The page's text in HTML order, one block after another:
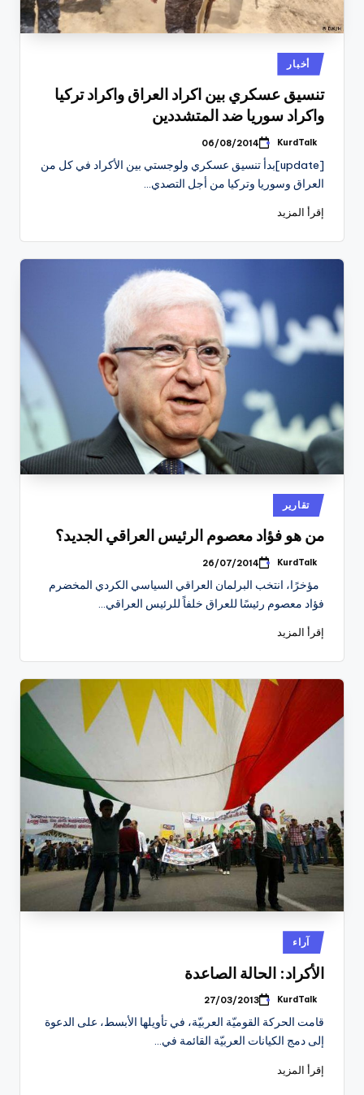
نُشر
في
أخبار
تنسيق عسكري بين اكراد العراق واكراد تركيا
واكراد سوريا ضد المتشددين
تمّ
بواسطة
KurdTalk
06/08/2014
[update]بدأ تنسيق عسكري ولوجستي بين الأكراد في كل من
العراق وسوريا وتركيا من أجل التصدي…
إقرأ المزيد
نُشر
في
تقارير
من هو فؤاد معصوم الرئيس العراقي الجديد؟
تمّ
بواسطة
KurdTalk
26/07/2014
مؤخرًا، انتخب البرلمان العراقي السياسي الكردي المخضرم
فؤاد معصوم رئيسًا للعراق خلفاً للرئيس العراقي…
إقرأ المزيد
نُشر
في
آراء
الأكراد: الحالة الصاعدة
تمّ
بواسطة
KurdTalk
27/03/2013
قامت الحركة القوميّة العربيّة، في تأويلها الأبسط، على الدعوة
إلى دمج الكيانات العربيّة القائمة في…
إقرأ المزيد